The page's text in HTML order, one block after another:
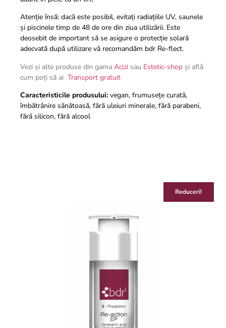
Atenție însă: dacă este posibil, evitați radiațiile UV, saunele
și piscinele timp de 48 de ore din ziua utilizării. Este
deosebit de important să se asigure o protecție solară
adecvată după utilizare vă recomandăm bdr Re-flect.
Vezi și alte produse din gama Acizi sau Estetic-shop și află
cum poți să ai Transport gratuit
Caracteristicile produsului: vegan, frumusețe curată,
îmbătrânire sănătoasă, fără uleiuri minerale, fără parabeni,
fără silicon, fără alcool
Reduceri!